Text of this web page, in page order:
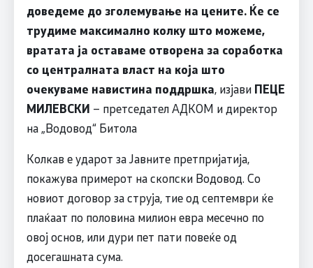
доведеме до зголемување на цените. Ќе се
трудиме максимално колку што можеме,
вратата ја оставаме отворена за соработка
со централната власт на која што
очекуваме навистина поддршка, изјави ПЕЦЕ
МИЛЕВСКИ – претседател АДКОМ и директор
на „Водовод“ Битола
Колкав е ударот за Јавните претпријатија,
покажува примерот на скопски Водовод. Со
новиот договор за струја, тие од септември ќе
плаќаат по половина милион евра месечно по
овој основ, или дури пет пати повеќе од
досегашната сума.